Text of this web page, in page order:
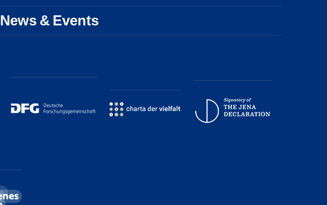
News & Events